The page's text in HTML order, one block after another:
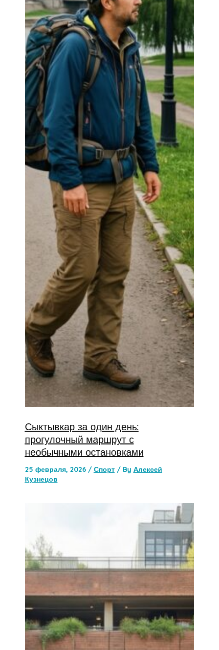
Сыктывкар за один день:
прогулочный маршрут с
необычными остановками
25 февраля, 2026 / Спорт/ By Алексей
Кузнецов